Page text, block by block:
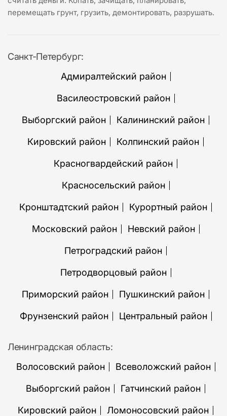
перемещать грунт, грузить, демонтировать, разрушать.
Санкт-Петербург:
Адмиралтейский район
Василеостровский район
Выборгский район Калининский район
Кировский район Колпинский район
Красногвардейский район
Красносельский район
Кронштадтский район Курортный район
Московский район Невский район
Петроградский район
Петродворцовый район
Приморский район Пушкинский район
Фрунзенский район Центральный район
Ленинградская область:
Волосовский район
Всеволожский район
Выборгский район Гатчинский район
Кировский район Ломоносовский район